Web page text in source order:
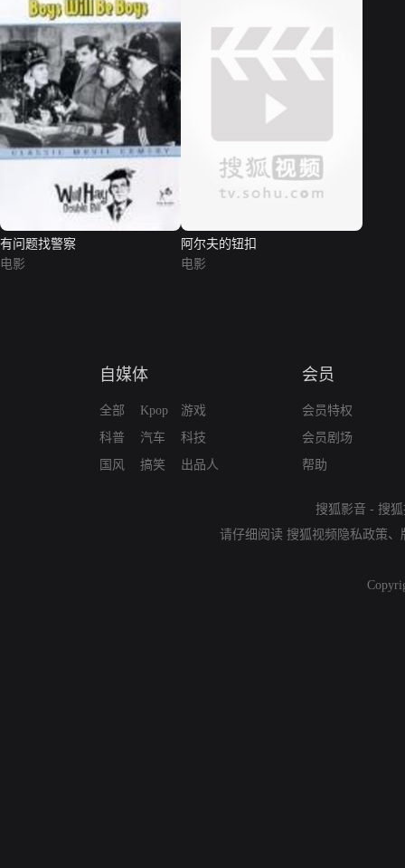
有问题找警察
电影
阿尔夫的钮扣
电影
自媒体
全部
科普
国风
Kpop
汽车
搞笑
游戏
科技
出品人
会员
会员特权
会员剧场
帮助
搜狐影音 - 搜
请仔细阅读 搜狐视频隐私政策、